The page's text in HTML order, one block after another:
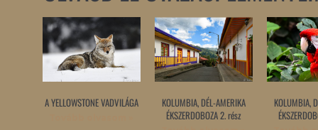
A YELLOWSTONE VADVILÁGA
KOLUMBIA, DÉL-AMERIKA
ÉKSZERDOBOZA 2. rész
KOLUMBIA,